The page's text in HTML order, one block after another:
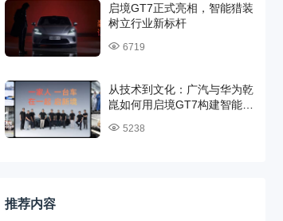
启境GT7正式亮相，智能猎装
树立行业新标杆
6719
从技术到文化：广汽与华为乾
崑如何用启境GT7构建智能汽
5238
推荐内容